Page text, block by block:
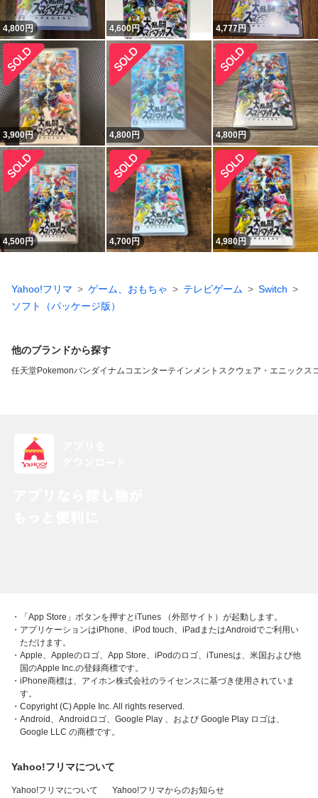
4,800円 4,600円 4,777円
3,900円 4,800円 4,800円
4,500円 4,700円 4,980円
Yahoo!フリマ ゲーム、おもちゃ テレビゲーム
Switch
ソフト（パッケージ版）
他のブランドから探す
任天堂Pokemonバンダイナムコエンターテインメント スクウェア・エニックス
・「App Store」ボタンを押すとiTunes （外部サイト）が起動します。
・アプリケーションはiPhone、iPod touch、iPadまたはAndroidでご利用い
ただけます。
・Apple、Appleのロゴ、App Store、iPodのロゴ、iTunesは、米国および他
国のApple Inc.の登録商標です。
・iPhone商標は、アイホン株式会社のライセンスに基づき使用されていま
す。
・Copyright (C) Apple Inc. All rights reserved.
・Android、Androidロゴ、Google Play 、および Google Play ロゴは、
Google LLC の商標です。
Yahoo!フリマについて
Yahoo!フリマについて Yahoo!フリマからのお知らせ